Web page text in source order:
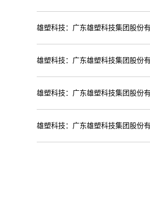
雄塑科技：广东雄塑科技集团股份
雄塑科技：广东雄塑科技集团股份
雄塑科技：广东雄塑科技集团股份
雄塑科技：广东雄塑科技集团股份